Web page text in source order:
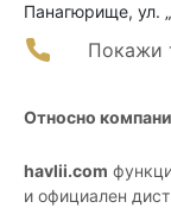
Панагюрище, ул.
Покажи
Относно
havlii.com
и официален